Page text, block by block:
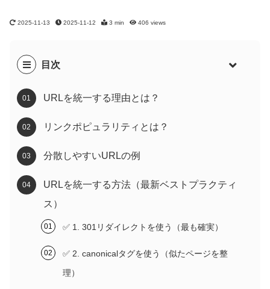
2025-11-13 2025-11-12 3 min 406 views
目次
URLを統一する理由とは？
リンクポピュラリティとは？
分散しやすいURLの例
URLを統一する方法（最新ベストプラクティ
ス）
✅ 1. 301リダイレクトを使う（最も確実）
✅ 2. canonicalタグを使う（似たページを整
理）